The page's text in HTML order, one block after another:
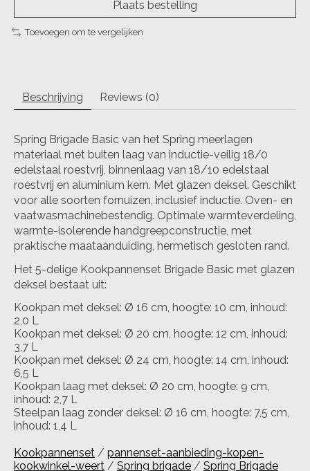
Plaats bestelling
Toevoegen om te vergelijken
Beschrijving Reviews (0)
Spring Brigade Basic van het Spring meerlagen
materiaal met buiten laag van inductie-veilig 18/0
edelstaal roestvrij, binnenlaag van 18/10 edelstaal
roestvrij en aluminium kern. Met glazen deksel. Geschikt
voor alle soorten fornuizen, inclusief inductie. Oven- en
vaatwasmachinebestendig. Optimale warmteverdeling,
warmte-isolerende handgreepconstructie, met
praktische maataanduiding, hermetisch gesloten rand.
Het 5-delige Kookpannenset Brigade Basic met glazen
deksel bestaat uit:
Kookpan met deksel: Ø 16 cm, hoogte: 10 cm, inhoud:
2,0 L
Kookpan met deksel: Ø 20 cm, hoogte: 12 cm, inhoud:
3,7 L
Kookpan met deksel: Ø 24 cm, hoogte: 14 cm, inhoud:
6,5 L
Kookpan laag met deksel: Ø 20 cm, hoogte: 9 cm,
inhoud: 2,7 L
Steelpan laag zonder deksel: Ø 16 cm, hoogte: 7,5 cm,
inhoud: 1,4 L
Kookpannenset / pannenset-aanbieding-kopen-
kookwinkel-weert / Spring brigade / Spring Brigade